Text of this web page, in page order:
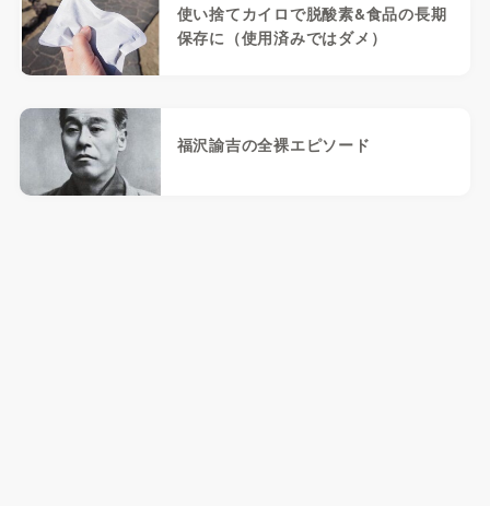
使い捨てカイロで脱酸素&食品の長期
保存に（使用済みではダメ）
福沢諭吉の全裸エピソード